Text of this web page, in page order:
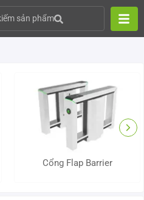
sản phẩm
Cổng Flap Barrier